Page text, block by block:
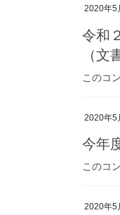
2020年5
令和
（文
このコ
2020年5
今年
このコ
2020年5